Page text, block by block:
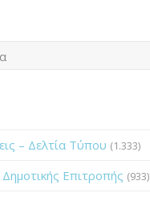
– Δελτία Τύπου (1.333)
Επιτροπής (933)